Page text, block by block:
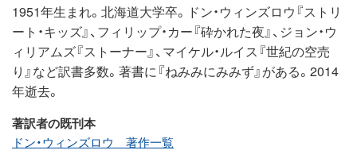
1951年生まれ。北海道大学卒。ドン・ウィンズロウ『ストリ
ート・キッズ』、フィリップ・カー『砕かれた夜』、ジョン・ウ
ィリアムズ『ストーナー』、マイケル・ルイス『世紀の空売
り』など訳書多数。著書に『ねみみにみみず』がある。2014
年逝去。
著訳者の既刊本
ドン・ウィンズロウ 著作一覧